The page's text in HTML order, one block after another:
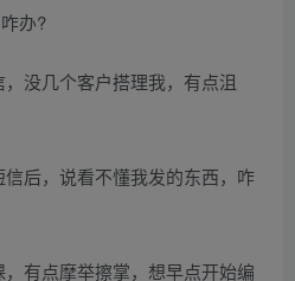
办?
没几个客户搭理我，有点沮
后，说看不懂我发的东西，咋
有点摩举擦掌，想早点开始编